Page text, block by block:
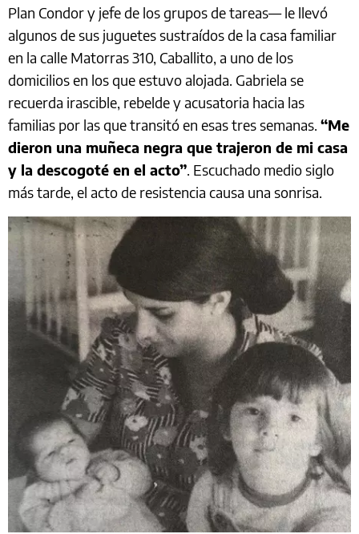
Plan Condor y jefe de los grupos de tareas— le llevó
algunos de sus juguetes sustraídos de la casa familiar
en la calle Matorras 310, Caballito, a uno de los
domicilios en los que estuvo alojada. Gabriela se
recuerda irascible, rebelde y acusatoria hacia las
familias por las que transitó en esas tres semanas. “Me
dieron una muñeca negra que trajeron de mi casa
y la descogoté en el acto” . Escuchado medio siglo
más tarde, el acto de resistencia causa una sonrisa.